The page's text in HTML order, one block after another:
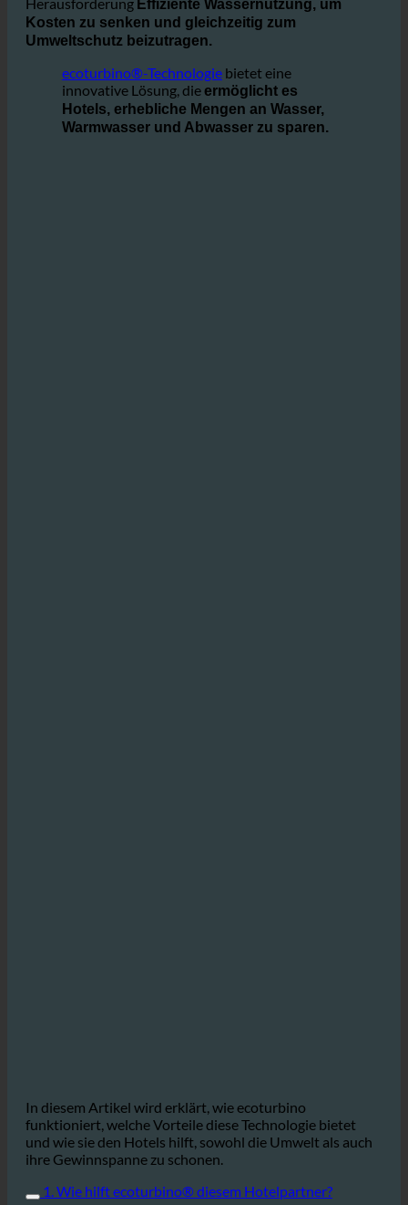
In derGastgewerbewo täglich große Mengen an Wasser
benötigt werden, stehen die Betreiber vor der
HerausforderungEffiziente Wassernutzung, um
Umweltschutz beizutragen.
ecoturbino®-Technologiebietet eine
innovative Lösung, dieermöglicht es
In diesem Artikel wird erklärt, wie ecoturbino
funktioniert, welche Vorteile diese Technologie bietet
und wie sie den Hotels hilft, sowohl die Umwelt als auch
ihre Gewinnspanne zu schonen.